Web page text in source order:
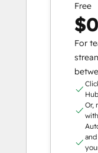
Free
$0
For
Or,